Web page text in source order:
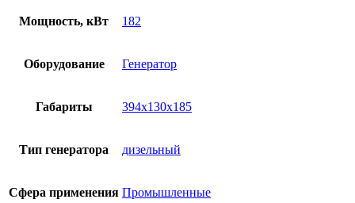
Мощность, кВт 182
Оборудование Генератор
Габариты 394x130x185
Тип генератора дизельный
Сфера применения Промышленные